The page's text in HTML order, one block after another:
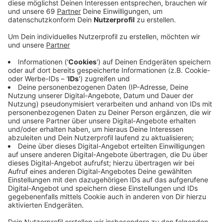
Zustimmung, um den YouTube
Video-Service zu laden!
Wir verwenden einen Service eines
Drittanbieters, um Videoinhalte
einzubetten. Dieser Service kann
Daten zu Ihren Aktivitäten
sammeln. Bitte lesen Sie die
Details durch und stimmen Sie der
Nutzung des Service zu, um dieses
Video anzusehen.
Mehr Informationen
Was wäre Münster ohne Fahrräder? Nun ja, definitiv
erst mal viel leerer. Und weniger umweltfreundlich.